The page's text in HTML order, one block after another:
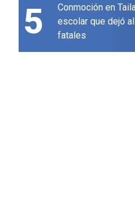
5
Conmoción en
escolar que dejó
fatales